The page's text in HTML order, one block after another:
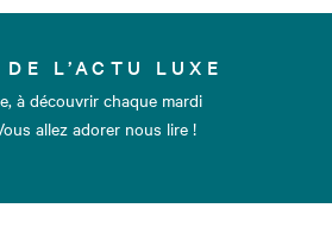
L’ACTU LUXE
à découvrir chaque mardi
allez adorer nous lire !